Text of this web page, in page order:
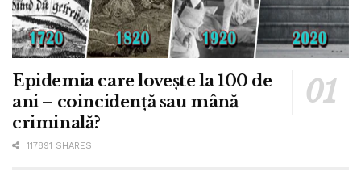
Epidemia care lovește la 100 de
ani – coincidență sau mână
criminală?
117891 SHARES